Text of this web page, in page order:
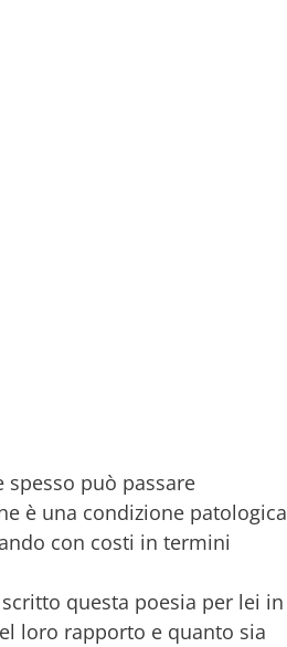
può passare
è una condizione patologica
con costi in termini
questa poesia per lei in
loro rapporto e quanto sia